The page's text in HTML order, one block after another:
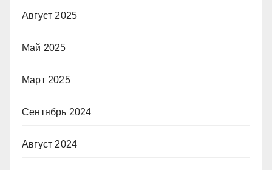
Август 2025
Май 2025
Март 2025
Сентябрь 2024
Август 2024